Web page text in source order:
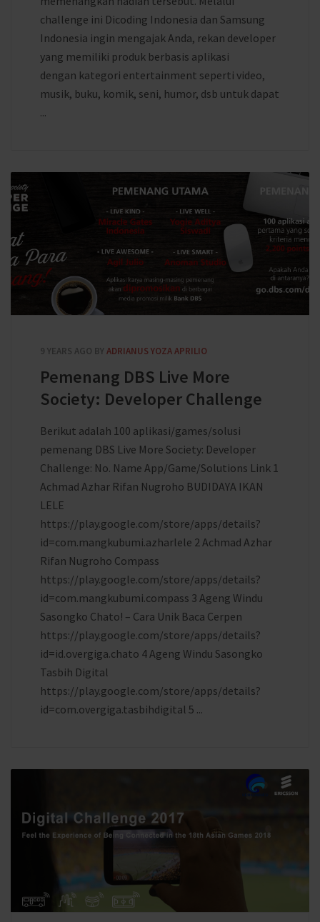
challenge ini Dicoding Indonesia dan Samsung
Indonesia ingin mengajak Anda, rekan developer
yang memiliki produk berbasis aplikasi
dengan kategori entertainment seperti video,
musik, buku, komik, seni, humor, dsb untuk dapat
...
9 YEARS AGO BY ADRIANUS YOZA APRILIO
Pemenang DBS Live More
Society: Developer Challenge
Berikut adalah 100 aplikasi/games/solusi
pemenang DBS Live More Society: Developer
Challenge: No. Name App/Game/Solutions Link 1
Achmad Azhar Rifan Nugroho BUDIDAYA IKAN
LELE
https://play.google.com/store/apps/details?
id=com.mangkubumi.azharlele 2 Achmad Azhar
Rifan Nugroho Compass
https://play.google.com/store/apps/details?
id=com.mangkubumi.compass 3 Ageng Windu
Sasongko Chato! – Cara Unik Baca Cerpen
https://play.google.com/store/apps/details?
id=id.overgiga.chato 4 Ageng Windu Sasongko
Tasbih Digital
https://play.google.com/store/apps/details?
id=com.overgiga.tasbihdigital 5 ...